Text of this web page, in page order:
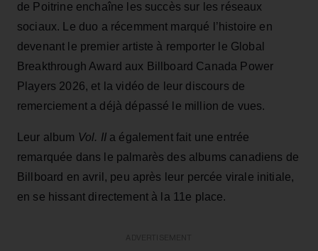
de Poitrine enchaîne les succès sur les réseaux
sociaux. Le duo a récemment marqué l’histoire en
devenant le premier artiste à remporter le Global
Breakthrough Award aux Billboard Canada Power
Players 2026, et la vidéo de leur discours de
remerciement a déjà dépassé le million de vues.
Leur album Vol. IIa également fait une entrée
remarquée dans le palmarès des albums canadiens de
Billboard en avril, peu après leur percée virale initiale,
en se hissant directement à la 11e place.